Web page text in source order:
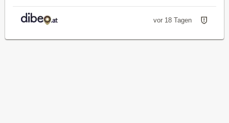
vor 18 Tagen